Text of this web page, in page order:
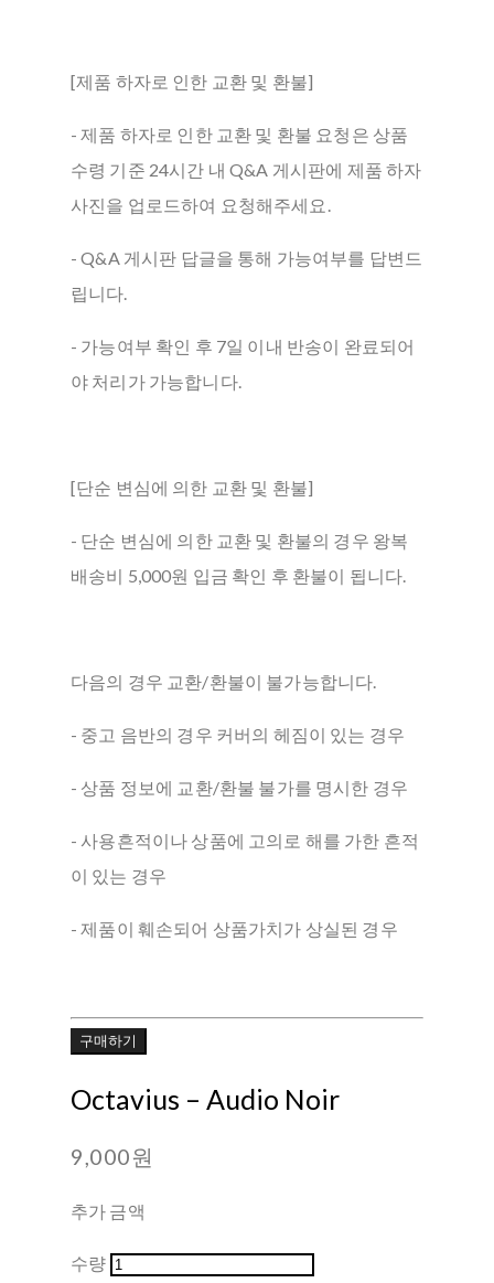
[제품 하자로 인한 교환 및 환불]
- 제품 하자로 인한 교환 및 환불 요청은 상품
수령 기준 24시간 내 Q&A 게시판에 제품 하자
사진을 업로드하여 요청해주세요.
- Q&A 게시판 답글을 통해 가능여부를 답변드
립니다.
- 가능여부 확인 후 7일 이내 반송이 완료되어
야 처리가 가능합니다.
[단순 변심에 의한 교환 및 환불]
- 단순 변심에 의한 교환 및 환불의 경우 왕복
배송비 5,000원 입금 확인 후 환불이 됩니다.
다음의 경우 교환/환불이 불가능합니다.
- 중고 음반의 경우 커버의 헤짐이 있는 경우
- 상품 정보에 교환/환불 불가를 명시한 경우
- 사용흔적이나 상품에 고의로 해를 가한 흔적
이 있는 경우
- 제품이 훼손되어 상품가치가 상실된 경우
구매하기
Octavius ‎– Audio Noir
9,000원
추가 금액
수량